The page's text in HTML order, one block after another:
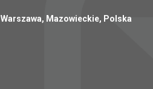
Warszawa, Mazowieckie, Polska